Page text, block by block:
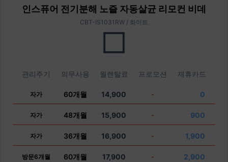
인스퓨어 전기분해 노즐 자동살균 리모컨 비데
CBT-IS1031RW / 화이트
관리주기 의무사용 월렌탈료 프로모션 제휴카드
자가 60개월 14,900 - 0
자가 48개월 15,900 - 900
자가 36개월 16,900 - 1,900
방문6개월 60개월 17,900 - 2,900